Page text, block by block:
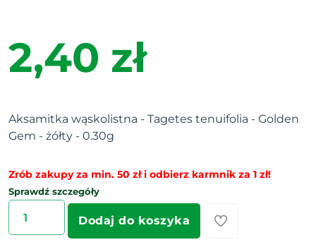
2,40 zł
Aksamitka wąskolistna - Tagetes tenuifolia - Golden
Gem - żółty - 0.30g
Zrób zakupy za min. 50 zł i odbierz karmnik za 1 zł!
Sprawdź szczegóły
Dodaj do koszyka